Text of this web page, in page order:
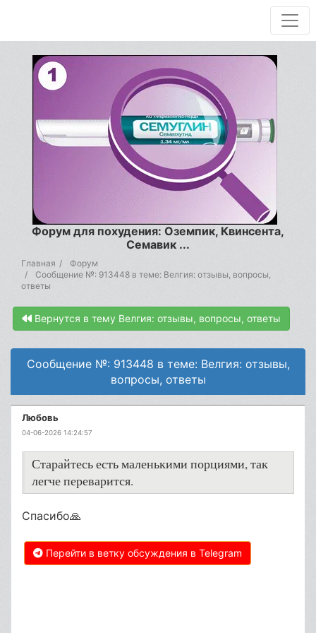
Форум для похудения: Оземпик, Квинсента,
Семавик ...
Главная
Форум
Сообщение №: 913448 в теме: Велгия: отзывы, вопросы,
ответы
Вернутся в тему Велгия: отзывы, вопросы, ответы
Сообщение №: 913448 в теме: Велгия: отзывы,
вопросы, ответы
Любовь
04-06-2026 14:24:57
Старайтесь есть маленькими порциями, так
легче переварится.
Спасибо🙏
Перейти в ветку обсуждения в Telegram